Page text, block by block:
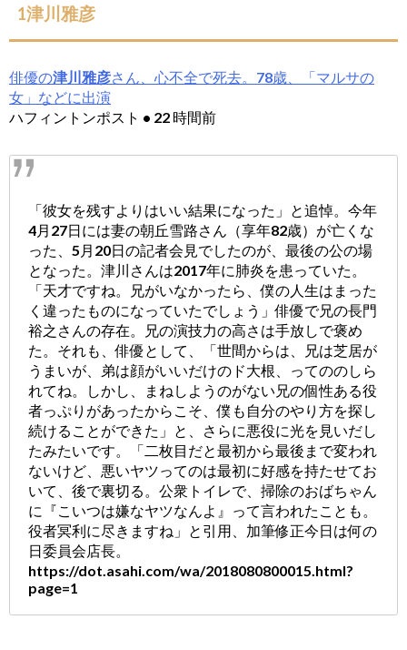
1津川雅彦
俳優の津川雅彦さん、心不全で死去。78歳、「マルサの
女」などに出演
ハフィントンポスト • 22 時間前
「彼女を残すよりはいい結果になった」と追悼。今年
4月27日には妻の朝丘雪路さん（享年82歳）が亡くな
った、5月20日の記者会見でしたのが、最後の公の場
となった。津川さんは2017年に肺炎を患っていた。
「天才ですね。兄がいなかったら、僕の人生はまった
く違ったものになっていたでしょう」俳優で兄の長門
裕之さんの存在。兄の演技力の高さは手放しで褒め
た。それも、俳優として、「世間からは、兄は芝居が
うまいが、弟は顔がいいだけのド大根、ってののしら
れてね。しかし、まねしようのがない兄の個性ある役
者っぷりがあったからこそ、僕も自分のやり方を探し
続けることができた」と、さらに悪役に光を見いだし
たみたいです。「二枚目だと最初から最後まで変われ
ないけど、悪いヤツってのは最初に好感を持たせてお
いて、後で裏切る。公衆トイレで、掃除のおばちゃん
に『こいつは嫌なヤツなんよ』って言われたことも。
役者冥利に尽きますね」と引用、加筆修正今日は何の
日委員会店長。
https://dot.asahi.com/wa/2018080800015.html?
page=1